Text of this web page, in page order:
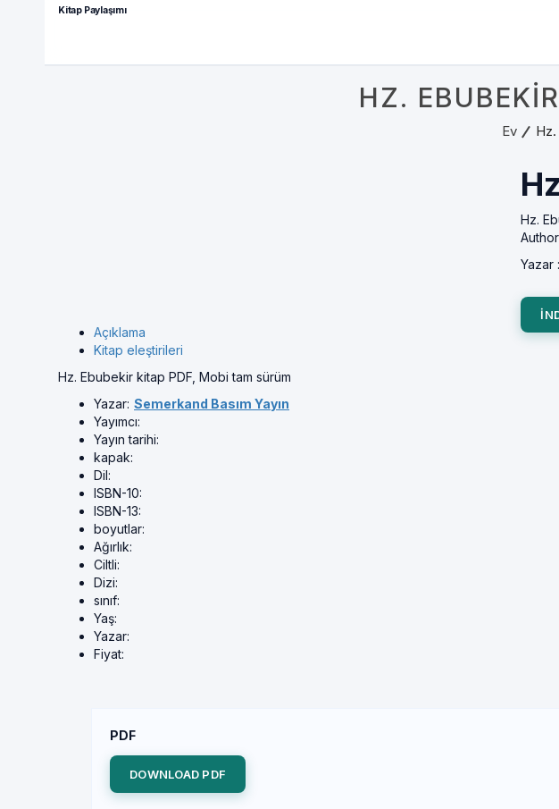
Kitap Paylaşımı
HZ.
Ev
Hz.
Yazar
Açıklama
Kitap eleştirileri
Hz. Ebubekir kitap PDF, Mobi tam sürüm
Yazar: Semerkand Basım Yayın
Yayımcı:
Yayın tarihi:
kapak:
Dil:
ISBN-10:
ISBN-13:
boyutlar:
Ağırlık:
Ciltli:
Dizi:
sınıf:
Yaş:
Yazar:
Fiyat:
PDF
DOWNLOAD PDF